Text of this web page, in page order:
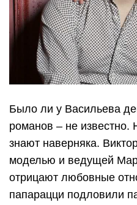
Было ли у Васильева
романов – не
знают наверняка.
моделью и ведущей
отрицают любовные
папарацци подловили